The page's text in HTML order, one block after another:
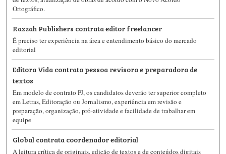
Ortográfico.
Razzah Publishers contrata editor freelancer
É preciso ter experiência na área e entendimento básico do mercado
editorial
Editora Vida contrata pessoa revisora e preparadora de
textos
Em modelo de contrato PJ, os candidatos deverão ter superior completo
em Letras, Editoração ou Jornalismo, experiência em revisão e
preparação, organização, pró-atividade e facilidade de trabalhar em
equipe
Global contrata coordenador editorial
A leitura crítica de originais, edição de textos e de conteúdos digitais